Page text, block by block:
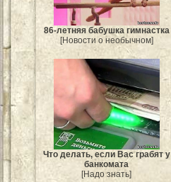
86-летняя бабушка гимнастка
[Новости о необычном]
Что делать, если Вас грабят у
банкомата
[Надо знать]